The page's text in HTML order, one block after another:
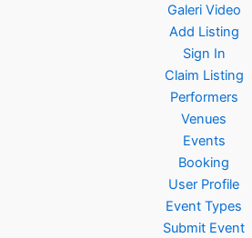
Galeri Video
Add Listing
Sign In
Claim Listing
Performers
Venues
Events
Booking
User Profile
Event Types
Submit Event